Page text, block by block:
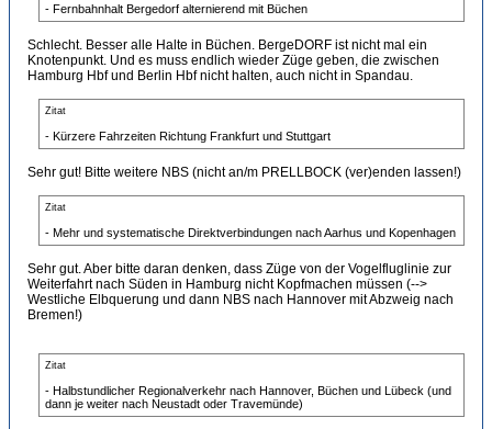
- Fernbahnhalt Bergedorf alternierend mit Büchen
Schlecht. Besser alle Halte in Büchen. BergeDORF ist nicht mal ein
Knotenpunkt. Und es muss endlich wieder Züge geben, die zwischen
Hamburg Hbf und Berlin Hbf nicht halten, auch nicht in Spandau.
Zitat
- Kürzere Fahrzeiten Richtung Frankfurt und Stuttgart
Sehr gut! Bitte weitere NBS (nicht an/m PRELLBOCK (ver)enden lassen!)
Zitat
- Mehr und systematische Direktverbindungen nach Aarhus und Kopenhagen
Sehr gut. Aber bitte daran denken, dass Züge von der Vogelfluglinie zur
Weiterfahrt nach Süden in Hamburg nicht Kopfmachen müssen (-->
Westliche Elbquerung und dann NBS nach Hannover mit Abzweig nach
Bremen!)
Zitat
- Halbstundlicher Regionalverkehr nach Hannover, Büchen und Lübeck (und
dann je weiter nach Neustadt oder Travemünde)